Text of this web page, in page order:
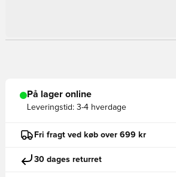
På lager online
Leveringstid: 3-4 hverdage
Fri fragt ved køb over 699 kr
30 dages returret